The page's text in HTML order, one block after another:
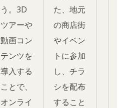
う。3D
ツアーや
動画コン
テンツを
導入する
ことで、
オンライ
た、地元
の商店街
やイベン
トに参加
し、チラ
シを配布
すること